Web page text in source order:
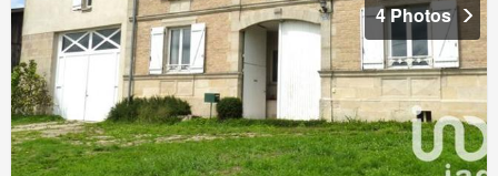
4 Photos